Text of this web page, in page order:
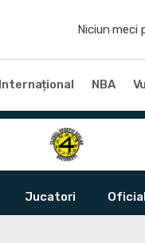
Niciun
Internațional NBA
Jucatori